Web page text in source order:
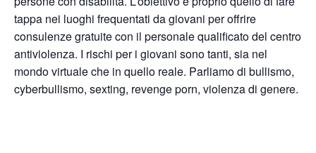
tappa nei luoghi frequentati da giovani per offrire
consulenze gratuite con il personale qualificato del centro
antiviolenza. I rischi per i giovani sono tanti, sia nel
mondo virtuale che in quello reale. Parliamo di bullismo,
cyberbullismo, sexting, revenge porn, violenza di genere.